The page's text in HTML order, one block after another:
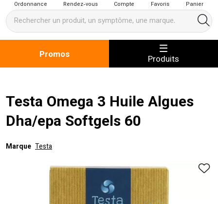
Ordonnance Rendez-vous Compte Favoris Panier
Promos Produits
Testa Omega 3 Huile Algues
Dha/epa Softgels 60
Marque Testa